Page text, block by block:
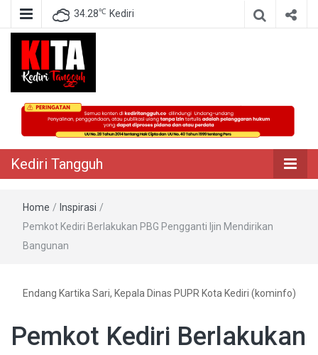
34.28℃ Kediri
Kediri Tangguh
Berita Akurat Terpercaya
Kediri Tangguh
Home / Inspirasi /
Pemkot Kediri Berlakukan PBG Pengganti Ijin Mendirikan
Bangunan
Endang Kartika Sari, Kepala Dinas PUPR Kota Kediri (kominfo)
Pemkot Kediri Berlakukan